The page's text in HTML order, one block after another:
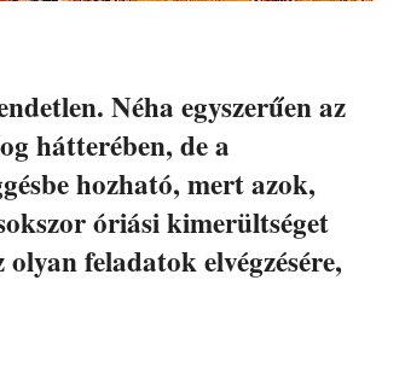
Néha egyszerűen az
hátterében, de a
hozható, mert azok,
óriási kimerültséget
feladatok elvégzésére,